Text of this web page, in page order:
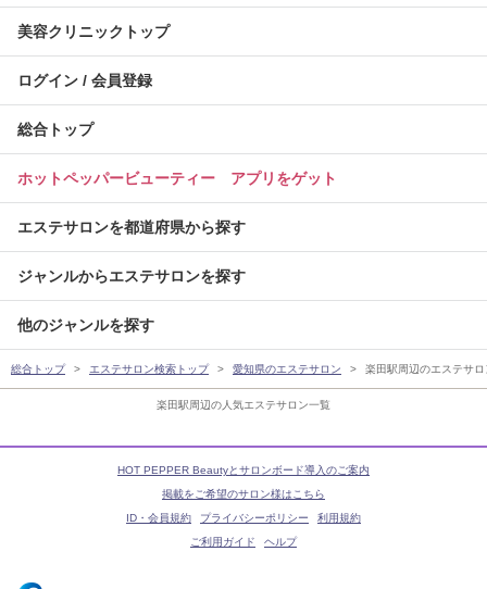
楽田駅周辺の人気エステサロン一覧
美容クリニックトップ
ログイン / 会員登録
総合トップ
ホットペッパービューティー アプリをゲット
エステサロンを都道府県から探す
ジャンルからエステサロンを探す
他のジャンルを探す
総合トップ エステサロン検索トップ 愛知県のエステサロン 楽田駅周辺のエステサロ
HOT PEPPER Beautyとサロンボード導入のご案内
掲載をご希望のサロン様はこちら
ID・会員規約
プライバシーポリシー
利用規約
ご利用ガイド
ヘルプ